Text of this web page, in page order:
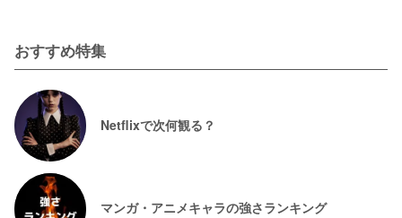
おすすめ特集
Netflixで次何観る？
マンガ・アニメキャラの強さランキング